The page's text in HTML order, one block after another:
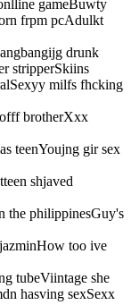
gameBuwty
frpm pcAdulkt
drunk
stripperSkiins
milfs fhcking
brotherXxx
teenYoujng gir sex
shjaved
the philippinesGuy's
too ive
tubeViintage she
hasving sexSexx